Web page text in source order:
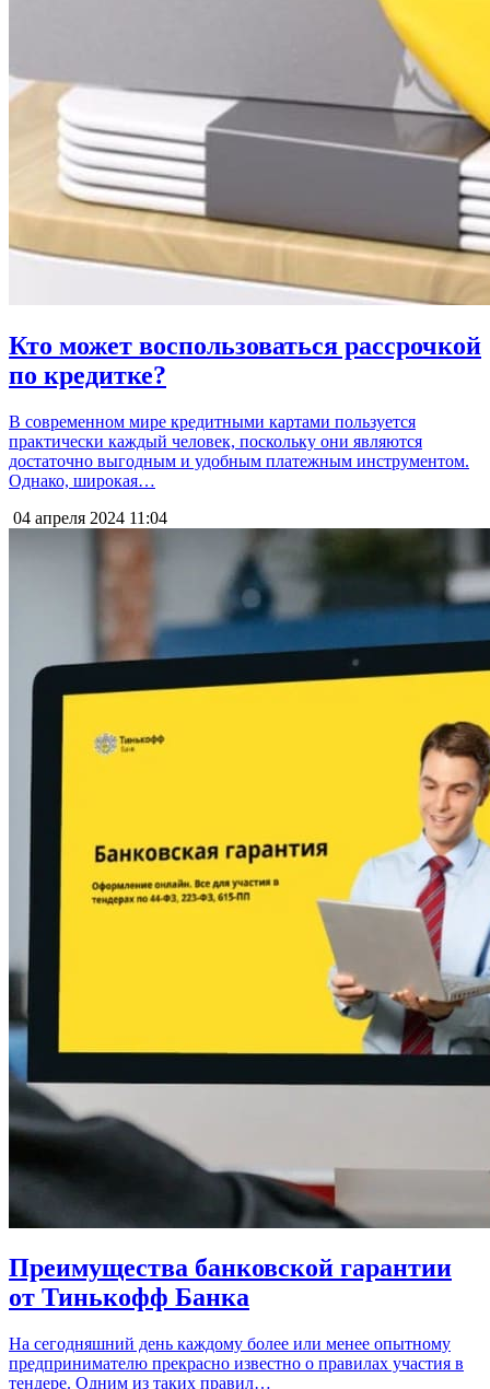
Кто может воспользоваться рассрочкой
по кредитке?
В современном мире кредитными картами пользуется
практически каждый человек, поскольку они являются
достаточно выгодным и удобным платежным инструментом.
Однако, широкая…
04 апреля 2024 11:04
Преимущества банковской гарантии
от Тинькофф Банка
На сегодняшний день каждому более или менее опытному
предпринимателю прекрасно известно о правилах участия в
тендере. Одним из таких правил…